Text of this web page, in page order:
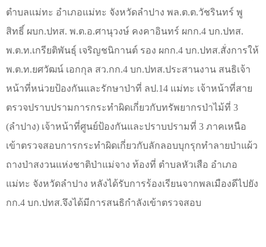
ตำบลแม่ทะ อำเภอแม่ทะ จังหวัดลำปาง พล.ต.ต.วัชรินทร์ พู
สิทธิ์ ผบก.ปทส. พ.ต.อ.ศานุวงษ์ คงคาอินทร์ ผกก.4 บก.ปทส.
พ.ต.ท.เกรียติพันธุ์ เจริญชนิกานต์ รอง ผกก.4 บก.ปทส.สั่งการให้
พ.ต.ท.ยศวัฒน์ เอกกุล สว.กก.4 บก.ปทส.ประสานงาน สนธิเจ้า
หน้าที่หน่วยป้องกันและรักษาป่าที่ ลป.14 แม่ทะ เจ้าหน้าที่สาย
ตรวจปราบปรามการกระทำผิดเกี่ยวกับทรัพยากรป่าไม้ที่ 3
(ลำปาง) เจ้าหน้าที่ศูนย์ป้องกันและปราบปรามที่ 3 ภาคเหนือ
เข้าตรวจสอบการกระทำผิดเกี่ยวกับลักลอบบุกรุกทำลายป่าแผ้ว
ถางป่าสงวนแห่งชาติป่าแม่จาง ท้องที่ ตำบลหัวเสือ อำเภอ
แม่ทะ จังหวัดลำปาง หลังได้รับการร้องเรียนจากพลเมืองดีไปยัง
กก.4 บก.ปทส.จึงได้มีการสนธิกำลังเข้าตรวจสอบ